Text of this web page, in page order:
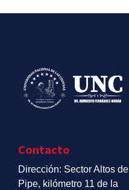
Contacto
Dirección: Sector Altos de
Pipe, kilómetro 11 de la